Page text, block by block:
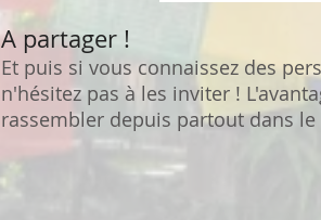
A partager !
Et puis si vous connaissez des
n'hésitez pas à les inviter !
rassembler depuis partout dans